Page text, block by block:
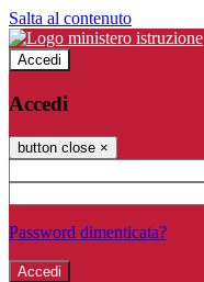
Salta al contenuto
Accedi
Accedi
button close ×
Password dimenticata?